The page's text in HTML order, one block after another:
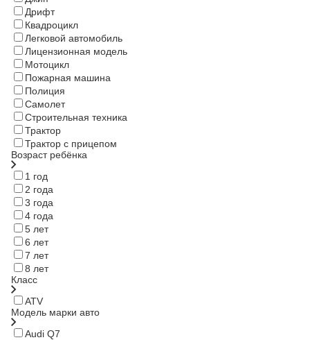
Дрифт
Квадроцикл
Легковой автомобиль
Лицензионная модель
Мотоцикл
Пожарная машина
Полиция
Самолет
Строительная техника
Трактор
Трактор с прицепом
Возраст ребёнка
1 год
2 года
3 года
4 года
5 лет
6 лет
7 лет
8 лет
Класс
ATV
Модель марки авто
Audi Q7